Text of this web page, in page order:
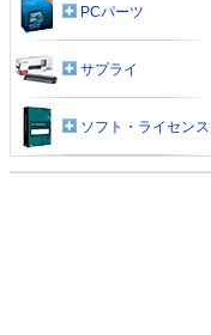
PCパーツ
サプライ
ソフト・ライセンス